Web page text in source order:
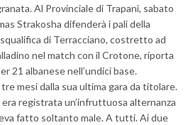
Al Provinciale di Trapani, sabato
Strakosha difenderà i pali della
di Terracciano, costretto ad
nel match con il Crotone, riporta
21 albanese nell’undici base.
mesi dalla sua ultima gara da titolare.
era registrata un’infruttuosa alternanza
fatto soltanto male. A tutti. Ai due